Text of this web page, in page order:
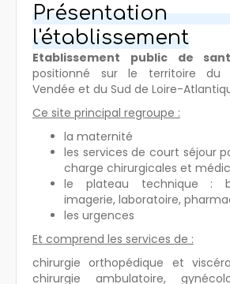
l'établissement
Etablissement public de
positionné sur le territoire du
Vendée et du Sud de Loire-
Ce site principal regroupe :
la maternité
les services de court séjour
charge chirurgicales et
le plateau technique :
imagerie, laboratoire,
les urgences
Et comprend les services de :
chirurgie orthopédique et
chirurgie ambulatoire,